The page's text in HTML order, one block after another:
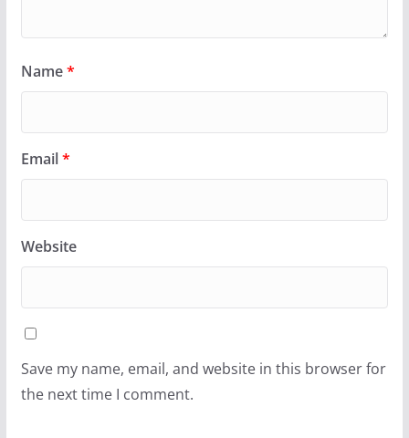
Name*
Email*
Website
Save my name, email, and website in this browser for
the next time I comment.